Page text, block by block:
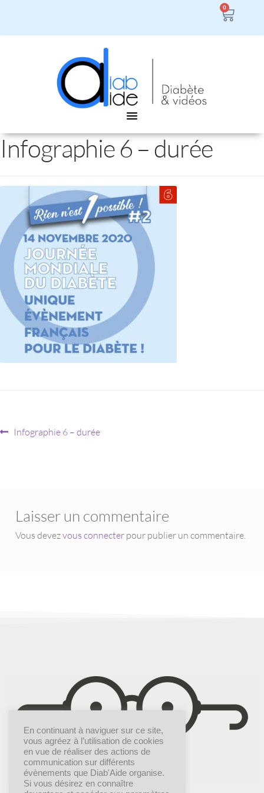
0
Infographie 6 – durée
Infographie 6 – durée
Laisser un commentaire
Vous devezvous connecterpour publier un commentaire.
En continuant à naviguer sur ce site,
vous agréez à l’utilisation de cookies
en vue de réaliser des actions de
communication sur différents
évènements que Diab'Aide organise.
Si vous désirez en connaître